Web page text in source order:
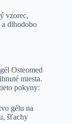
vzorec,
dlhodobo
Osteomed
miesta.
pokyny:
gélu na
šľachy